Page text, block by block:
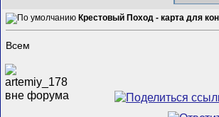
Крестовый Поход - карта для
Всем